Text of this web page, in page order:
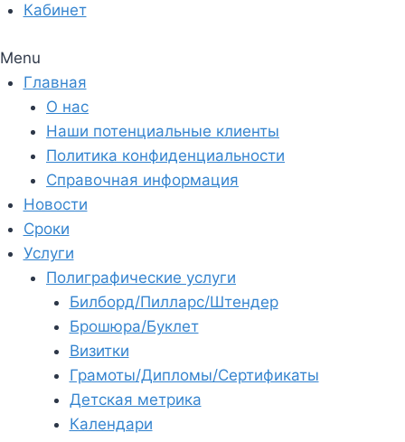
Кабинет
Menu
Главная
О нас
Наши потенциальные клиенты
Политика конфиденциальности
Справочная информация
Новости
Сроки
Услуги
Полиграфические услуги
Билборд/Пилларс/Штендер
Брошюра/Буклет
Визитки
Грамоты/Дипломы/Сертификаты
Детская метрика
Календари